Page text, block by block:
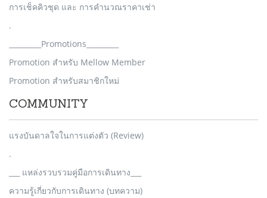
การเช็คคิวชุด และ การคำนวณราคาเช่า
.
_________Promotions_________
Promotion สำหรับ Mellow Member
Promotion สำหรับสมาชิกใหม่
COMMUNITY
แรงบันดาลใจในการแต่งตัว (Review)
.
___ แหล่งรวบรวมคู่มือการเดินทาง___
ความรู้เกี่ยวกับการเดินทาง (บทความ)